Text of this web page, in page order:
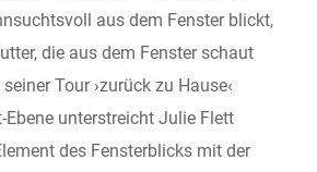
aus dem Fenster blickt,
die aus dem Fenster schaut
Tour ›zurück zu Hause‹
Ebene unterstreicht Julie Flett
des Fensterblicks mit der